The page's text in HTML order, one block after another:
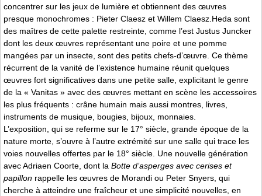
concentrer sur les jeux de lumière et obtiennent des œuvres
presque monochromes : Pieter Claesz et Willem Claesz.Heda sont
des maîtres de cette palette restreinte, comme l’est Justus Juncker
dont les deux œuvres représentant une poire et une pomme
mangées par un insecte, sont des petits chefs-d’œuvre. Ce thème
récurrent de la vanité de l’existence humaine réunit quelques
œuvres fort significatives dans une petite salle, explicitant le genre
de la « Vanitas » avec des œuvres mettant en scène les accessoires
les plus fréquents : crâne humain mais aussi montres, livres,
instruments de musique, bougies, bijoux, monnaies.
L’exposition, qui se referme sur le 17° siècle, grande époque de la
nature morte, s’ouvre à l’autre extrémité sur une salle qui trace les
voies nouvelles offertes par le 18° siècle. Une nouvelle génération
avec Adriaen Coorte, dont la Botte d’asperges avec cerises et
papillon rappelle les œuvres de Morandi ou Peter Snyers, qui
cherche à atteindre une fraîcheur et une simplicité nouvelles, en